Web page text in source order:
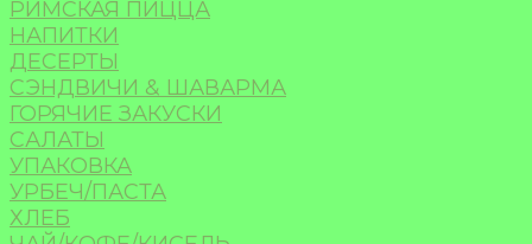
РИМСКАЯ ПИЦЦА
НАПИТКИ
ДЕСЕРТЫ
СЭНДВИЧИ & ШАВАРМА
ГОРЯЧИЕ ЗАКУСКИ
САЛАТЫ
УПАКОВКА
УРБЕЧ/ПАСТА
ХЛЕБ